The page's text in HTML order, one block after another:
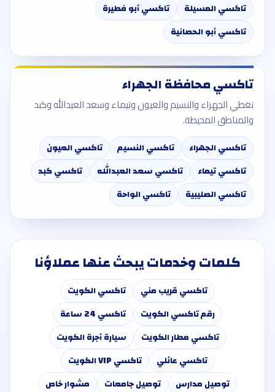
تاكسي المسيلة
تاكسي أبو فطيرة
تاكسي أبو الحصانية
تاكسي محافظة الجهراء
نغطي الجهراء والنسيم والعيون وتيماء وسعد العبدالله وكبد
والمناطق المحيطة.
تاكسي الجهراء تاكسي النسيم
تاكسي العيون
تاكسي تيماء
تاكسي سعد العبدالله
تاكسي كبد
تاكسي الصليبية
تاكسي الواحة
كلمات وخدمات يبحث عنها عملاؤنا
تاكسي قريب مني
تاكسي الكويت
رقم تاكسي الكويت
تاكسي 24 ساعة
تاكسي مطار الكويت
سيارة أجرة الكويت
تاكسي عائلي
تاكسي VIP الكويت
توصيل مدارس
توصيل جامعات
مشوار خاص